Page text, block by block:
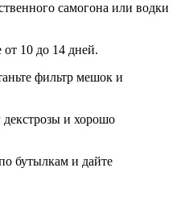
самогона или водки
от 10 до 14 дней.
фильтр мешок и
декстрозы и хорошо
бутылкам и дайте